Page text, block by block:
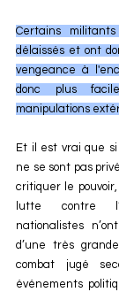
Certains
délaissés et ont
vengeance à
donc plus
manipulations
Et il est vrai que
ne se sont pas
critiquer le
lutte contre
nationalistes
d’une très
combat jugé
événements